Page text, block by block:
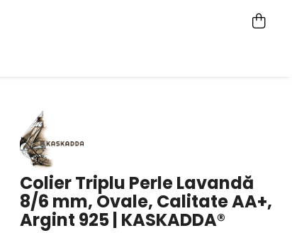
Colier Triplu Perle Lavandă
8/6 mm, Ovale, Calitate AA+,
Argint 925 | KASKADDA®